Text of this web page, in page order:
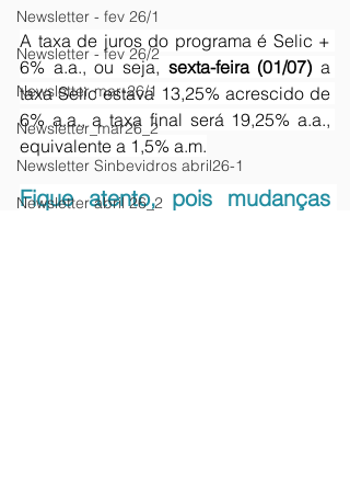
Newsletter - fev 26/1
Newsletter - fev 26/2
Newsletter mar-26/1
Newsletter_mar26_2
Newsletter Sinbevidros abril26-1
Newsletter abril 26_2
A taxa de juros do programa é Selic +
6% a.a., ou seja, sexta-feira (01/07) a
taxa Selic estava 13,25% acrescido de
6% a.a., a taxa final será 19,25% a.a.,
equivalente a 1,5% a.m.
Fique atento, pois mudanças